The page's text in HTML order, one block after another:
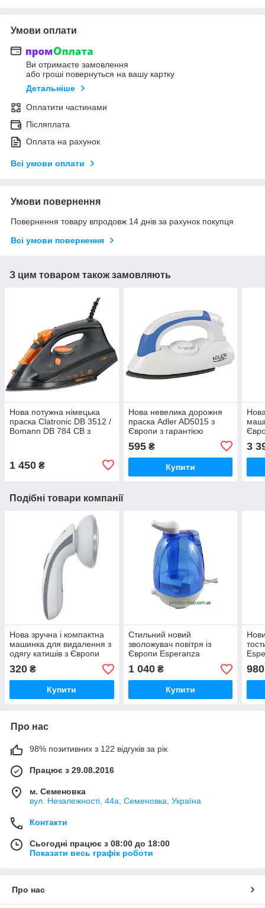
Умови оплати
Ви отримаєте замовлення
або гроші повернуться на вашу картку
Детальніше
Оплатити частинами
Післяплата
Оплата на рахунок
Всі умови оплати
Умови повернення
Повернення товару впродовж 14 днів за рахунок покупця
Всі умови повернення
З цим товаром також замовляють
Нова потужна німецька
праска Clatronic DB 3512 /
Bomann DB 784 CB з
1 450 ₴
Нова невелика дорожня
праска Adler AD5015 з
Європи з гарантією
595₴
Купити
3
Подібні товари компанії
Нова зручна і компактна
машинка для видалення з
одягу катишів з Європи
Adler AD9616 з гарантією
320 ₴
Купити
Стильний новий
зволожувач повітря із
Європи Esperanza
EHA003 з гарантією
1 040₴
Купити
980
Про нас
98% позитивних з 122 відгуків за рік
Працює з 29.08.2016
м. Семеновка
вул. Незалежності, 44а, Семеновка, Україна
Контакти
Сьогодні працює з 08:00 до 18:00
Показати весь графік роботи
Про нас